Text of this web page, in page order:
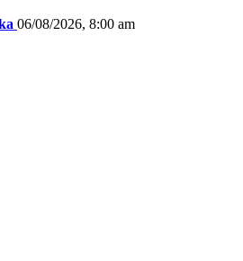
06/08/2026, 8:00 am